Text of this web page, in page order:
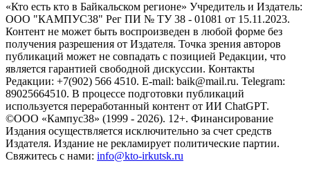
«Кто есть кто в Байкальском регионе» Учредитель и Издатель:
ООО "КАМПУС38" Рег ПИ № ТУ 38 - 01081 от 15.11.2023.
Контент не может быть воспроизведен в любой форме без
получения разрешения от Издателя. Точка зрения авторов
публикаций может не совпадать с позицией Редакции, что
является гарантией свободной дискуссии. Контакты
Редакции: +7(902) 566 4510. E-mail: baik@mail.ru. Telegram:
89025664510. В процессе подготовки публикаций
используется переработанный контент от ИИ ChatGPT.
©ООО «Кампус38» (1999 - 2026). 12+. Финансирование
Издания осуществляется исключительно за счет средств
Издателя. Издание не рекламирует политические партии.
Свяжитесь с нами: info@kto-irkutsk.ru